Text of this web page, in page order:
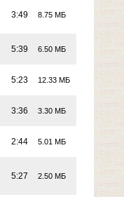
3:49 8.75 МБ
5:39 6.50 МБ
5:23 12.33 МБ
3:36 3.30 МБ
2:44 5.01 МБ
5:27 2.50 МБ